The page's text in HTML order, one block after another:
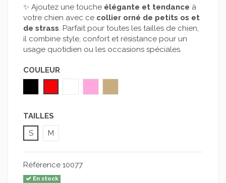
✨ Ajoutez une touche élégante et tendance à
votre chien avec ce collier orné de petits os et
de strass. Parfait pour toutes les tailles de chien,
il combine style, confort et résistance pour un
usage quotidien ou les occasions spéciales.
COULEUR
TAILLES
S
M
Référence 10077
En stock